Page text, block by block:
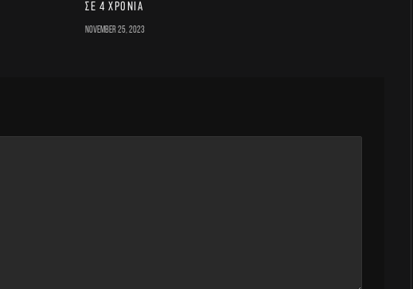
σε 4 χρόνια
November 25, 2023